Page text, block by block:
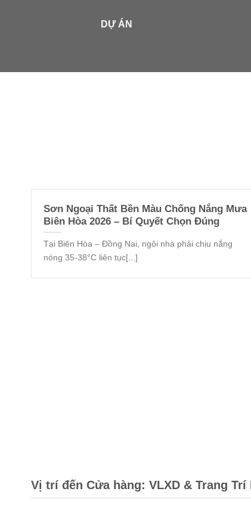
DỰ ÁN
Sơn Ngoại Thất Bền Màu Chống Nắng Mưa
Biên Hòa 2026 – Bí Quyết Chọn Đúng
Tại Biên Hòa – Đồng Nai, ngôi nhà phải chịu nắng
nóng 35-38°C liên tục[...]
Vị trí đến Cửa hàng: VLXD & Trang Trí